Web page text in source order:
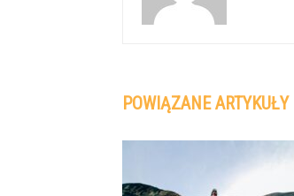
POWIĄZANE ARTYKUŁY